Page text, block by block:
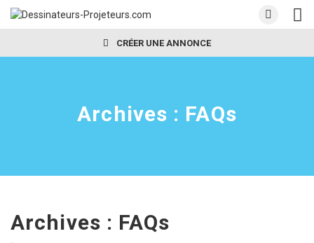
CRÉER UNE ANNONCE
Archives : FAQs
Archives : FAQs